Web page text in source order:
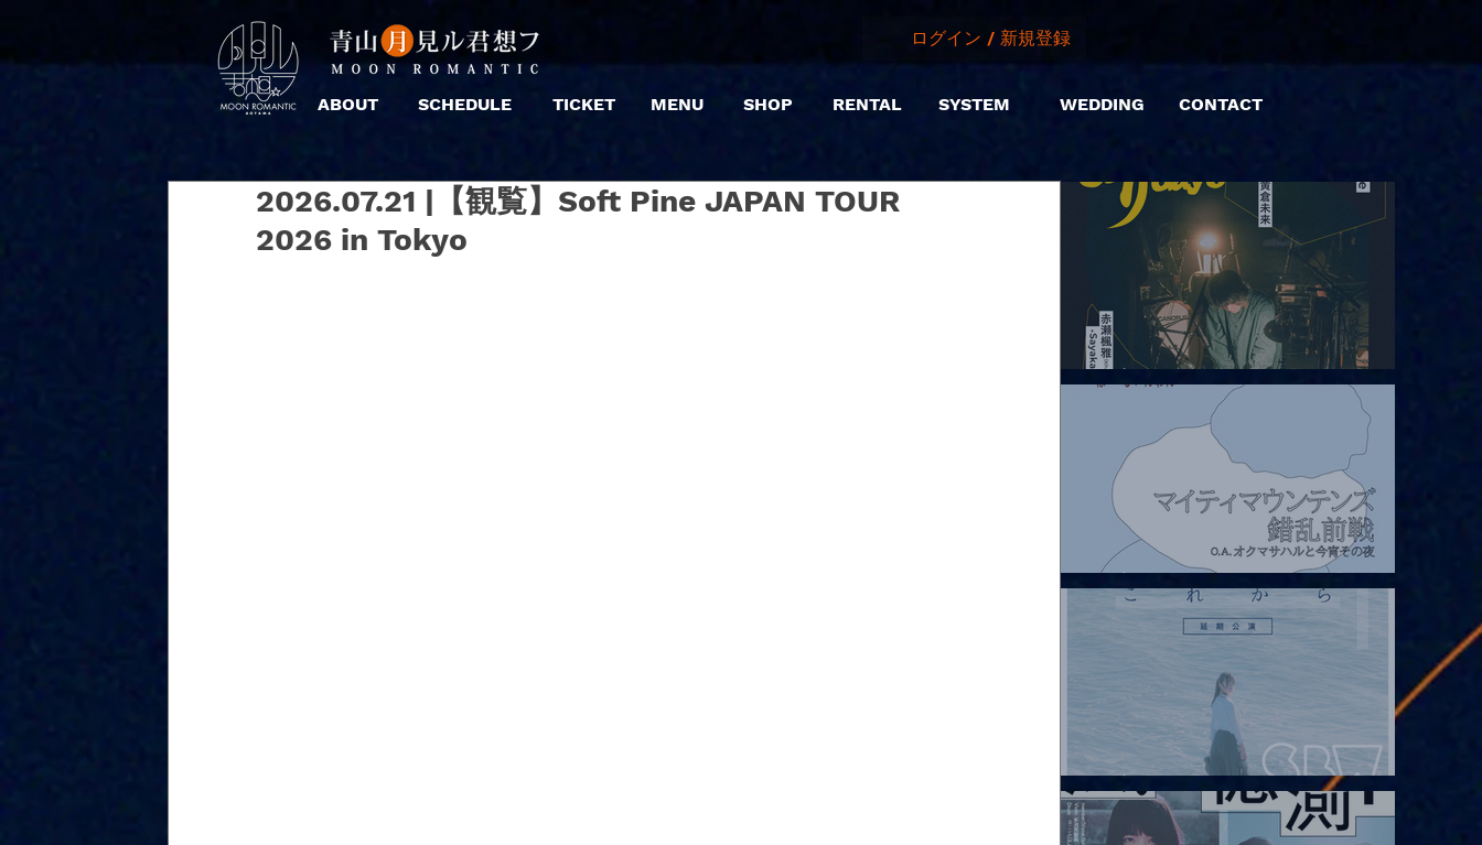
ABOUT SCHEDULE TICKET MENU SHOP
ログイン / 新規登録
RENTAL SYSTEM WEDDING CONTACT
2026.07.21 |【観覧】Soft Pine JAPAN TOUR
2026 in Tokyo
2026.08.06 |【観覧】hamachiまつり2026２days-月見ル君想フ編
2026.08.07 |【観覧】マイティマウンテンズpresents. “HALL-IN-
2026.08.08 |【観覧】Oaiko pre.「これから」延期公演 Blurred
City Lights × 17歳とベルリンの壁